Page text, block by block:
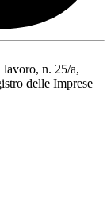
n. 25/a,
delle Imprese